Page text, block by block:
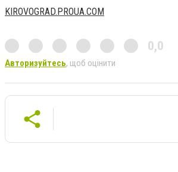
KIROVOGRAD.PROUA.COM
0,0
Авторизуйтесь, щоб оцінити